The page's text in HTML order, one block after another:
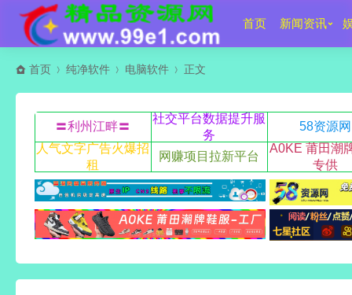
首页 新闻资讯
首页 纯净软件 电脑软件 正文
〓利州江畔〓
社交平台数据提升服
务
58资源网
人气文字广告火爆招
租
网赚项目拉新平台
A0KE 莆田潮
专供